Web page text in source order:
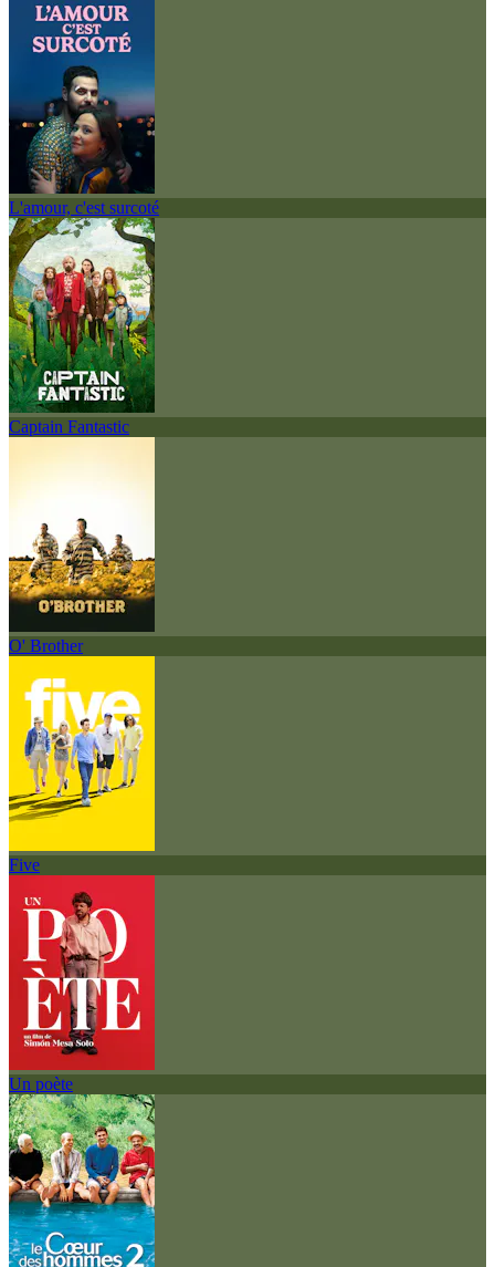
L'amour, c'est surcoté
Captain Fantastic
O' Brother
Five
Un poète